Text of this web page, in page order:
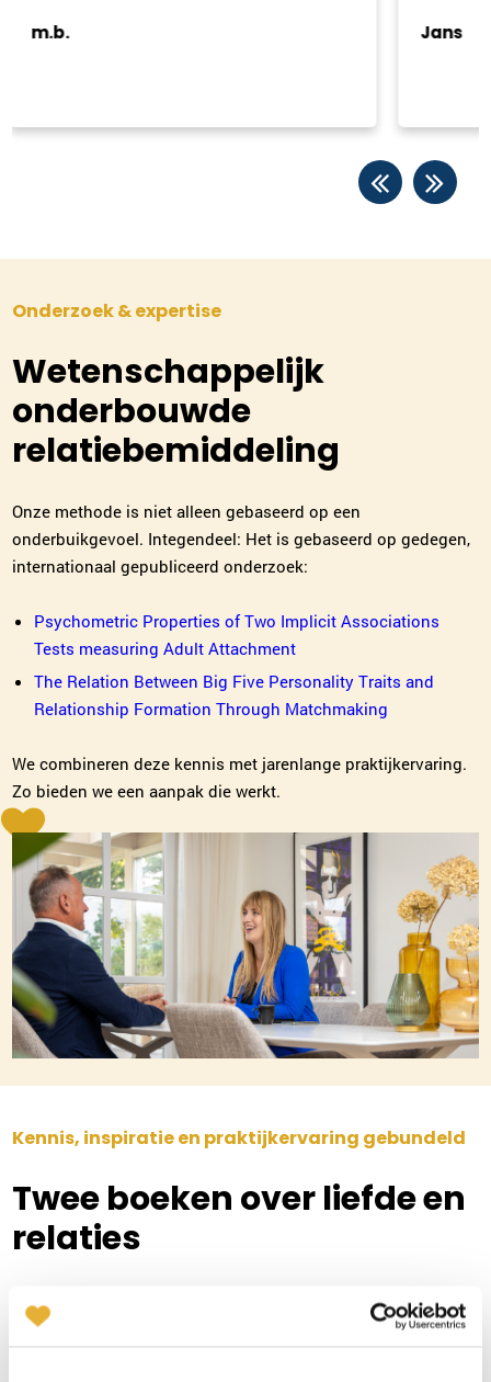
Jans
door
Onderzoek & expertise
Wetenschappelijk
onderbouwde
relatiebemiddeling
Onze methode is niet alleen gebaseerd op een
onderbuikgevoel. Integendeel: Het is gebaseerd op gedegen,
internationaal gepubliceerd onderzoek:
Psychometric Properties of Two Implicit Associations
Tests measuring Adult Attachment
The Relation Between Big Five Personality Traits and
Relationship Formation Through Matchmaking
We combineren deze kennis met jarenlange praktijkervaring.
Zo bieden we een aanpak die werkt.
Kennis, inspiratie en praktijkervaring gebundeld
Twee boeken over liefde en
relaties
Bij Mens & Relatie delen we onze kennis niet alleen via
gesprekken, maar ook via boeken: